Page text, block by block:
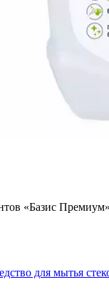
«Базис Премиум»
для мытья